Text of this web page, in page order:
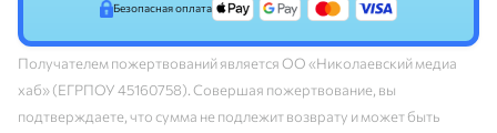
Безопасная оплата
Получателем пожертвований является ОО «Николаевский медиа
хаб» (ЕГРПОУ 45160758). Совершая пожертвование, вы
подтверждаете, что сумма не подлежит возврату и может быть